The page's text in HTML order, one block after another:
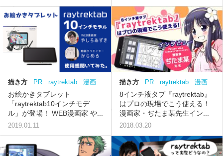
描き方 PR raytrektab
漫画
アニメーション
インタビュ
ー
お絵かきタブレット
「raytrektab10インチモデ
ル」が登場！ WEB漫画家 や...
2019.01.11
描き方 PR raytrektab
漫画
インタビュー
8インチ液タブ『raytrektab』
はプロの現場でこう使える！
漫画家・ぢたま某先生イン...
2018.03.20